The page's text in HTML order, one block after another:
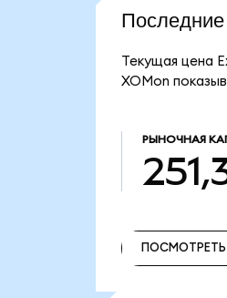
Текущая цена
XOMon
РЫНОЧНАЯ